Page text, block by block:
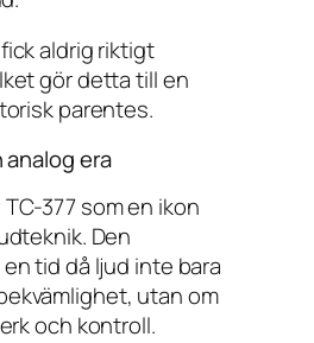
aldrig riktigt
gör detta till en
parentes.
analog era
377 som en ikon
Den
tid då ljud inte bara
utan om
och kontroll.